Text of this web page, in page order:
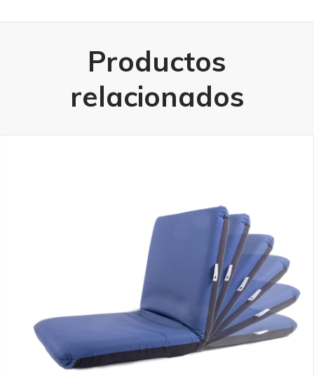
Productos
relacionados